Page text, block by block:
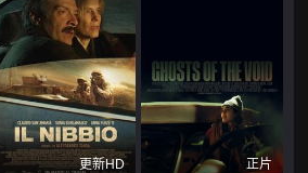
更新HD 正片